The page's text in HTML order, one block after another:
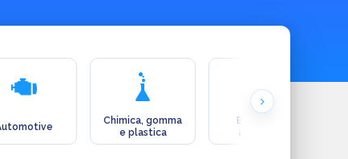
Chimica, gomma
e plastica
Ecologia e
ambiente